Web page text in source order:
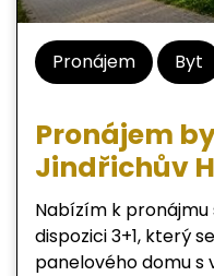
Pronájem Byt
Pronájem
Jindřichův
Vajgar
Nabízím k
dispozici 3+1, který
panelového domu s